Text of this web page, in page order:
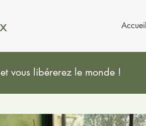
Accueil
vous libérerez le monde !